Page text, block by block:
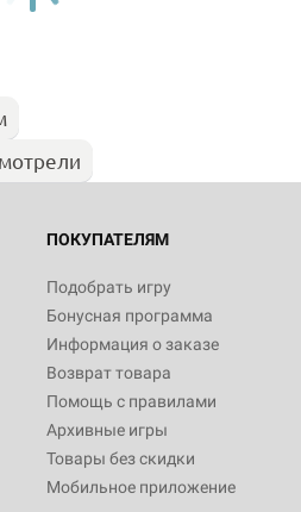
ПОКУПАТЕЛЯМ
Подобрать игру
Бонусная программа
Информация о заказе
Возврат товара
Помощь с правилами
Архивные игры
Товары без скидки
Мобильное приложение